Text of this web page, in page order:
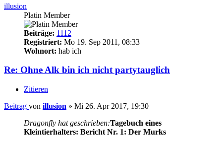
illusion
Platin Member
Beiträge: 1112
Registriert: Mo 19. Sep 2011, 08:33
Wohnort: hab ich
Re: Ohne Alk bin ich nicht partytauglich
Zitieren
Beitrag von illusion » Mi 26. Apr 2017, 19:30
Dragonfly hat geschrieben:Tagebuch eines
Kleintierhalters: Bericht Nr. 1: Der Murks